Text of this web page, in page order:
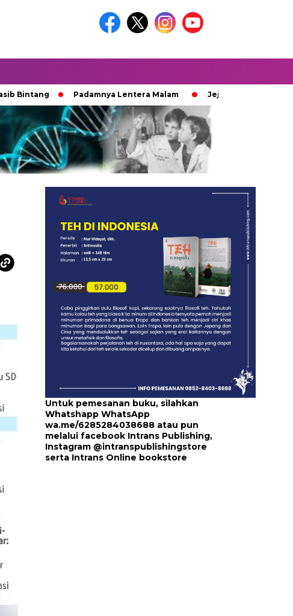
Padamnya Lentera Malam Jejak 100 Hari Pemburu Kayu
Untuk pemesanan buku, silahkan
Whatshapp WhatsApp
wa.me/6285284038688 atau pun
melalui facebook Intrans Publishing,
Instagram @intranspublishingstore
serta Intrans Online bookstore